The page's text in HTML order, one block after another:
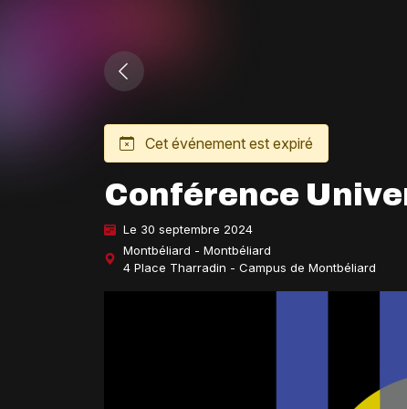
Cet événement est expiré
Conférence
Le 30 septembre 2024
Montbéliard - Montbéliard
4 Place Tharradin - Campus de Montbéliard